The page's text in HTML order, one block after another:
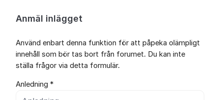
Anmäl inlägget
Använd enbart denna funktion för att påpeka olämpligt
innehåll som bör tas bort från forumet. Du kan inte
ställa frågor via detta formulär.
Anledning *